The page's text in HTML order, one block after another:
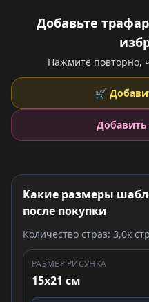
Добавьте
Нажмите повторно,
🛒
Добавить
Какие размеры
после покупки
Количество страз: 3,0к
РАЗМЕР РИСУНКА
15x21 см